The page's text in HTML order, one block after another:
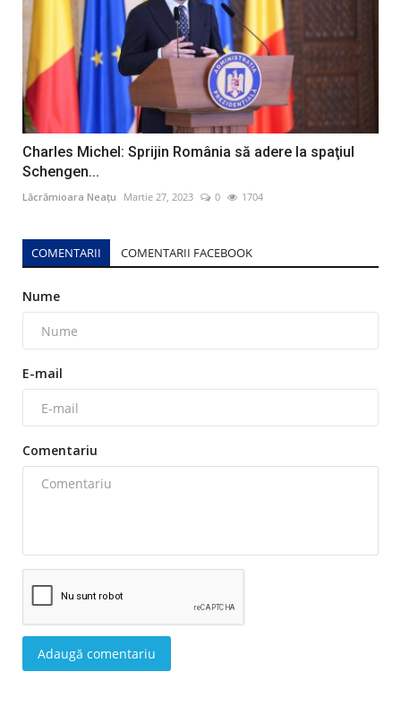
Charles Michel: Sprijin România să adere la spaţiul
Schengen...
Lăcrămioara Neațu Martie 27, 2023 0 1704
COMENTARII COMENTARII FACEBOOK
Nume
E-mail
Comentariu
Adaugă comentariu